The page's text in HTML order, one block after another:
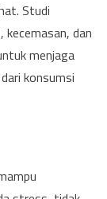
Studi
dan
menjaga
konsumsi